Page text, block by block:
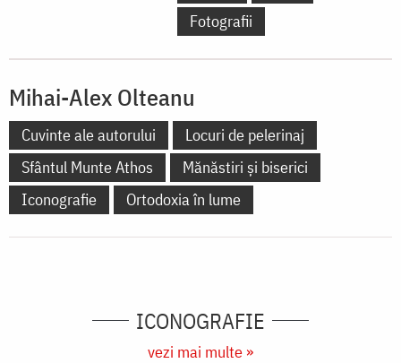
Fotografii
Mihai-Alex Olteanu
Cuvinte ale autorului
Locuri de pelerinaj
Sfântul Munte Athos
Mănăstiri și biserici
Iconografie
Ortodoxia în lume
ICONOGRAFIE
vezi mai multe »